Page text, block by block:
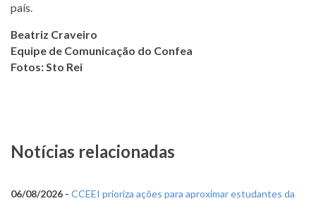
país.
Beatriz Craveiro
Equipe de Comunicação do Confea
Fotos: Sto Rei
Notícias relacionadas
06/08/2026 - CCEEI prioriza ações para aproximar estudantes da